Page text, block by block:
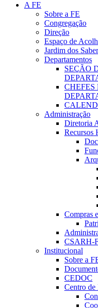
A FE
Sobre a FE
Congregação
Direção
Espaço de
Jardim dos
Departamentos
SEÇÃO
CHEFES
Administração
Diretoria
Recursos
Compras
CSARH-
Institucional
Sobre a
CEDOC
Centro de